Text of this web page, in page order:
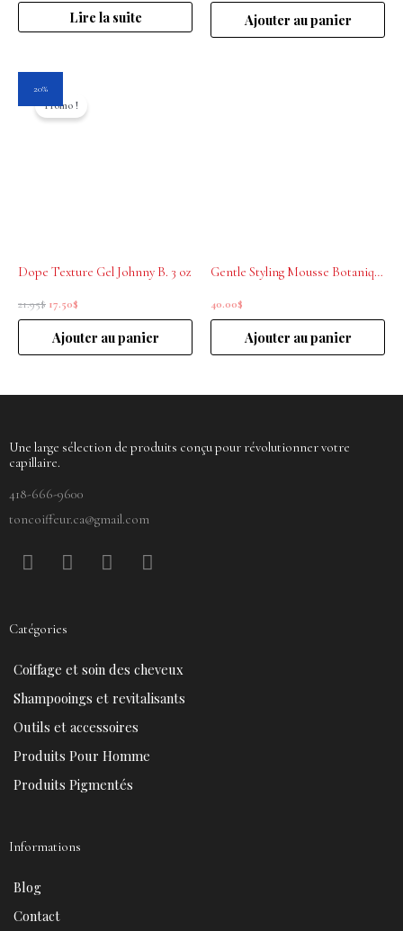
Lire la suite Ajouter au panier
20%
Promo !
Dope Texture Gel Johnny B. 3 oz
21.95$
initial
17.50$
prix
actuel
Ajouter au panier
Gentle Styling Mousse Botanique La Biosthetique 200 ml
40.00$
Ajouter au panier
Une large sélection de produits conçu pour révolutionner votre
capillaire.
418-666-9600
toncoiffeur.ca@gmail.com
F
a
b
o
o
k
P
i
e
e
s
t
Y
o
b
e
I
n
r
a
Catégories
Coiffage et soin des cheveux
Shampooings et revitalisants
Outils et accessoires
Produits Pour Homme
Produits Pigmentés
Informations
Blog
Contact